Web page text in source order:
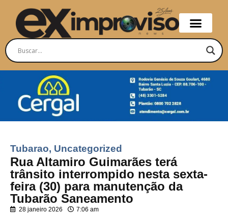
Tubarao, Uncategorized
Rua Altamiro Guimarães terá
trânsito interrompido nesta sexta-
feira (30) para manutenção da
Tubarão Saneamento
28 janeiro 2026 7:06 am